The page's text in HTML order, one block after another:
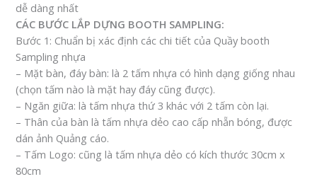
dễ dàng nhất
CÁC BƯỚC LẮP DỰNG BOOTH SAMPLING:
Bước 1: Chuẩn bị xác định các chi tiết của Quầy booth
Sampling nhựa
– Mặt bàn, đáy bàn: là 2 tấm nhựa có hình dạng giống nhau
(chọn tấm nào là mặt hay đáy cũng được).
– Ngăn giữa: là tấm nhựa thứ 3 khác với 2 tấm còn lại.
– Thân của bàn là tấm nhựa dẻo cao cấp nhẵn bóng, được
dán ảnh Quảng cáo.
– Tấm Logo: cũng là tấm nhựa dẻo có kích thước 30cm x
80cm